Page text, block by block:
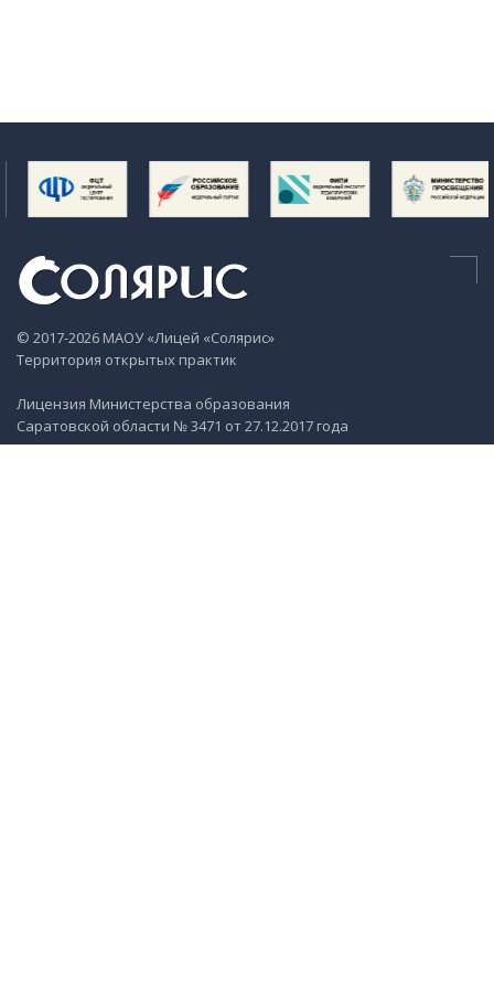
© 2017-2026 МАОУ «Лицей «Солярис»
Территория открытых практик
Лицензия Министерства образования
Саратовской области № 3471 от 27.12.2017 года